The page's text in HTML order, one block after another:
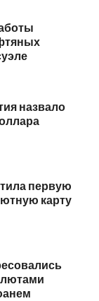
назвало
первую
карту